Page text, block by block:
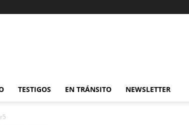
TESTIGOS EN TRÁNSITO NEWSLETTER